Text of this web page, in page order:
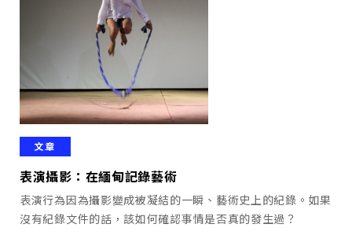
文章
表演攝影：在緬甸記錄藝術
表演行為因為攝影變成被凝結的一瞬、藝術史上的紀錄。如果
沒有紀錄文件的話，該如何確認事情是否真的發生過？